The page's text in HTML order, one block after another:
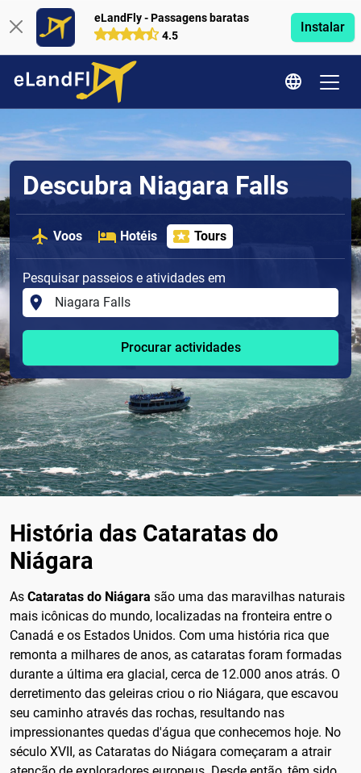
eLandFly - Passagens baratas
4.5
Instalar
Descubra Niagara Falls
Voos Hotéis Tours
Pesquisar passeios e atividades em
Procurar actividades
História das Cataratas do
Niágara
As Cataratas do Niágara são uma das maravilhas naturais
mais icônicas do mundo, localizadas na fronteira entre o
Canadá e os Estados Unidos. Com uma história rica que
remonta a milhares de anos, as cataratas foram formadas
durante a última era glacial, cerca de 12.000 anos atrás. O
derretimento das geleiras criou o rio Niágara, que escavou
seu caminho através das rochas, resultando nas
impressionantes quedas d'água que conhecemos hoje. No
século XVII, as Cataratas do Niágara começaram a atrair